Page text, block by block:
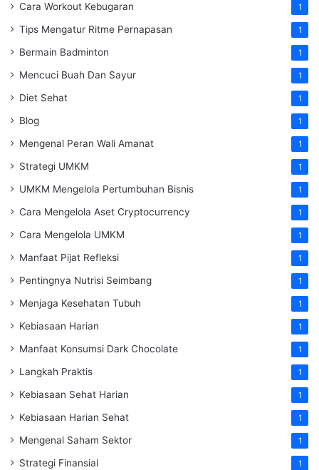
Cara Workout Kebugaran 1
Tips Mengatur Ritme Pernapasan 1
Bermain Badminton 1
Mencuci Buah Dan Sayur 1
Diet Sehat 1
Blog 1
Mengenal Peran Wali Amanat 1
Strategi UMKM 1
UMKM Mengelola Pertumbuhan Bisnis 1
Cara Mengelola Aset Cryptocurrency 1
Cara Mengelola UMKM 1
Manfaat Pijat Refleksi 1
Pentingnya Nutrisi Seimbang 1
Menjaga Kesehatan Tubuh 1
Kebiasaan Harian 1
Manfaat Konsumsi Dark Chocolate 1
Langkah Praktis 1
Kebiasaan Sehat Harian 1
Kebiasaan Harian Sehat 1
Mengenal Saham Sektor 1
Strategi Finansial 1